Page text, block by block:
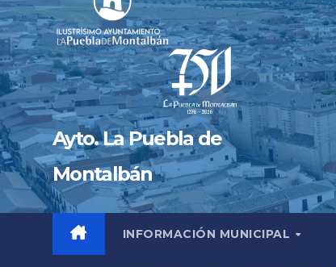
Ayto. La Puebla de
Montalbán
INFORMACIÓN MUNICIPAL